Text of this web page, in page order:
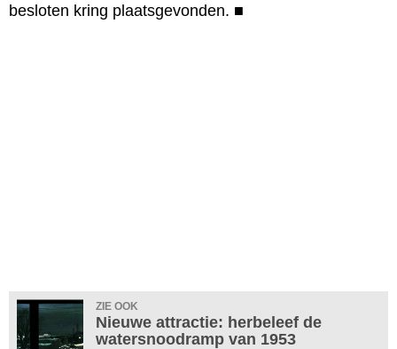
besloten kring plaatsgevonden. ■
ZIE OOK
Nieuwe attractie: herbeleef de
watersnoodramp van 1953